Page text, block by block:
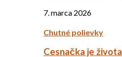
7. marca 2026
Chutné polievky
Cesnačka je